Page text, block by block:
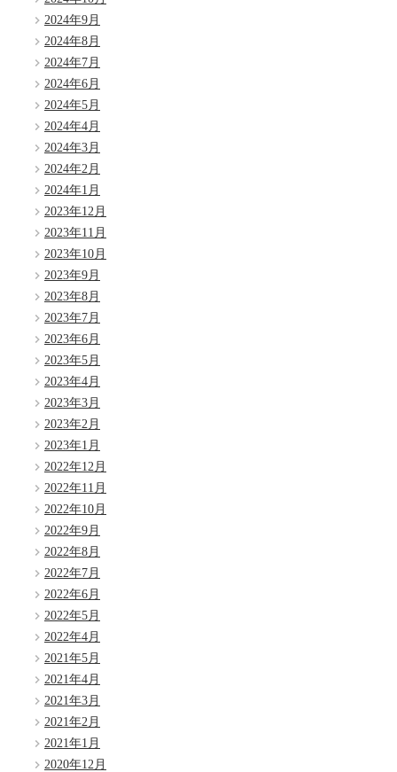
2024年9月
2024年8月
2024年7月
2024年6月
2024年5月
2024年4月
2024年3月
2024年2月
2024年1月
2023年12月
2023年11月
2023年10月
2023年9月
2023年8月
2023年7月
2023年6月
2023年5月
2023年4月
2023年3月
2023年2月
2023年1月
2022年12月
2022年11月
2022年10月
2022年9月
2022年8月
2022年7月
2022年6月
2022年5月
2022年4月
2021年5月
2021年4月
2021年3月
2021年2月
2021年1月
2020年12月